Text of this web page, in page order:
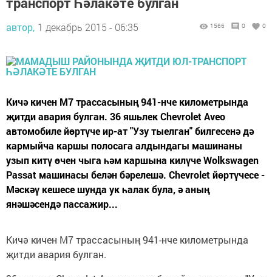
автор, 1 декабрь 2015 - 06:35 1566 0 0
Кичә кичен М7 трассасының 941-нче километрында
җитди авария булган. 36 яшьлек Chevrolet Aveo
автомобиле йөртүче ир-ат "Узу тыелган" билгесенә дә
кармыйча каршы полосага алдындагы машинаны
узып китү өчен чыга һәм каршына килүче Wolkswagen
Passat машинасы белән бәрелешә. Chevrolet йөртүчесе -
Мәскәү кешесе шунда ук һалак була, ә аның
янәшәсендә пассажир...
Кичә кичен М7 трассасының 941-нче километрында
җитди авария булган.